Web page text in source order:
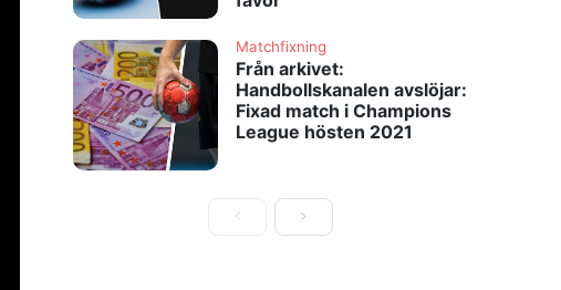
Matchfixning
Från arkivet:
Handbollskanalen avslöjar:
Fixad match i Champions
League hösten 2021